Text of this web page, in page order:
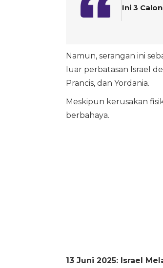
Ini 3
Namun, serangan ini
luar perbatasan Israel
Prancis, dan Yordania.
Meskipun kerusakan
berbahaya.
13 Juni 2025: Israel